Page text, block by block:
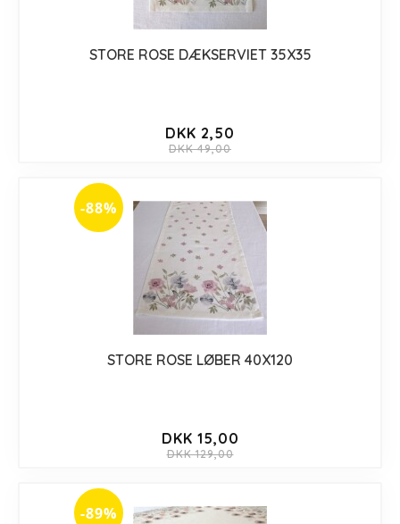
STORE ROSE DÆKSERVIET 35X35
DKK 2,50
DKK 49,00
-88%
STORE ROSE LØBER 40X120
DKK 15,00
DKK 129,00
-89%